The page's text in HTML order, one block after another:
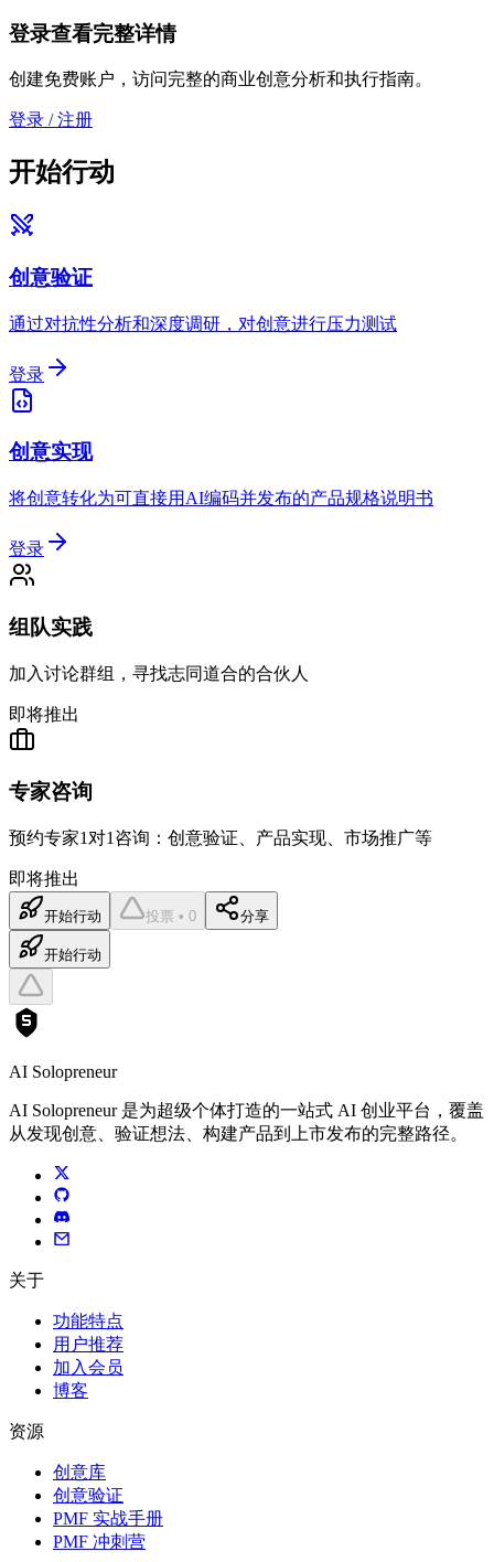
登录查看完整详情
创建免费账户，访问完整的商业创意分析和执行指南。
登录 / 注册
开始行动
创意验证
通过对抗性分析和深度调研，对创意进行压力测试
登录
创意实现
将创意转化为可直接用AI编码并发布的产品规格说明书
登录
组队实践
加入讨论群组，寻找志同道合的合伙人
即将推出
专家咨询
预约专家1对1咨询：创意验证、产品实现、市场推广等
即将推出
开始行动 投票 • 0 分享
开始行动
AI Solopreneur
AI Solopreneur 是为超级个体打造的一站式 AI 创业平台，覆盖
从发现创意、验证想法、构建产品到上市发布的完整路径。
关于
功能特点
用户推荐
加入会员
博客
资源
创意库
创意验证
PMF 实战手册
PMF 冲刺营